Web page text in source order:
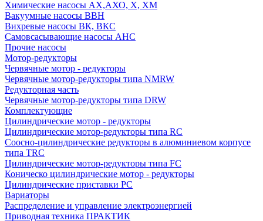
Химические насосы АХ,АХО, Х, ХМ
Вакуумные насосы ВВН
Вихревые насосы ВК, ВКС
Самовсасывающие насосы АНС
Прочие насосы
Мотор-редукторы
Червячные мотор - редукторы
Червячные мотор-редукторы типа NMRW
Редукторная часть
Червячные мотор-редукторы типа DRW
Комплектующие
Цилиндрические мотор - редукторы
Цилиндрические мотор-редукторы типа RC
Соосно-цилиндрические редукторы в алюминиевом корпусе
типа TRC
Цилиндрические мотор-редукторы типа FC
Коническо цилиндрические мотор - редукторы
Цилиндрические приставки PC
Вариаторы
Распределение и управление электроэнергией
Приводная техника ПРАКТИК